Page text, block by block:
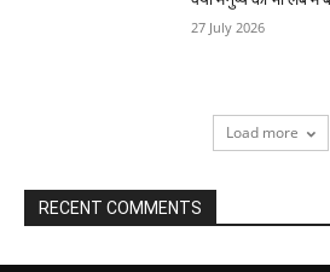
27 July 2026
Load more
RECENT COMMENTS